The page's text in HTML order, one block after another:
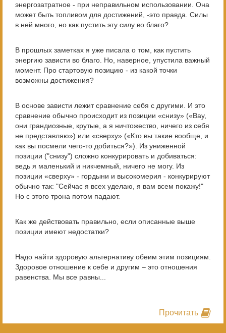
энергозатратное - при неправильном использовании. Она
может быть топливом для достижений, -это правда. Силы
в ней много, но как пустить эту силу во благо?
В прошлых заметках я уже писала о том, как пустить
энергию зависти во благо. Но, наверное, упустила важный
момент. Про стартовую позицию - из какой точки
возможны достижения?
В основе зависти лежит сравнение себя с другими. И это
сравнение обычно происходит из позиции «снизу» («Вау,
они грандиозные, крутые, а я ничтожество, ничего из себя
не представляю») или «сверху» («Кто вы такие вообще, и
как вы посмели чего-то добиться?»). Из униженной
позиции ("снизу") сложно конкурировать и добиваться:
ведь я маленький и никчемный, ничего не могу. Из
позиции «сверху» - гордыни и высокомерия - конкурируют
обычно так: "Сейчас я всех уделаю, я вам всем покажу!"
Но с этого трона потом падают.
Как же действовать правильно, если описанные выше
позиции имеют недостатки?
Надо найти здоровую альтернативу обеим этим позициям.
Здоровое отношение к себе и другим – это отношения
равенства. Мы все равны...
Прочитать